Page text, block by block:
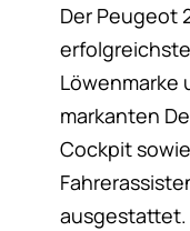
Der Peugeot
Löwenmarke
markanten
Cockpit
ausgestattet.